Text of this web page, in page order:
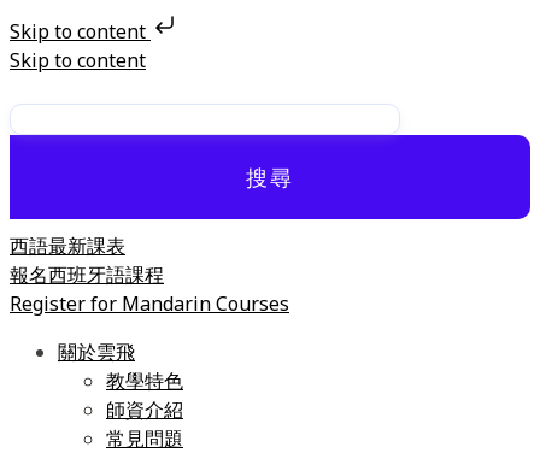
Skip to content
Skip to content
搜尋
西語最新課表
報名西班牙語課程
Register for Mandarin Courses
關於雲飛
教學特色
師資介紹
常見問題